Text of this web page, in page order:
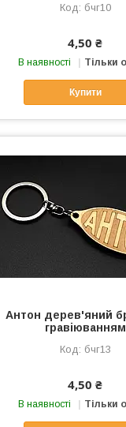
бчг10
4,50 ₴
В наявності Тільки
Купити
Антон дерев'яний
гравіюванням
бчг13
4,50 ₴
В наявності Тільки